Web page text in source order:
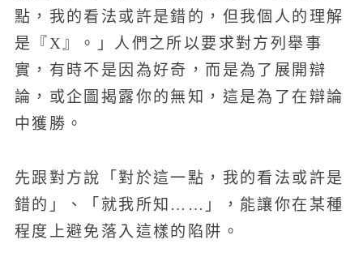
點，我的看法或許是錯的，但我個人的理解
是『X』。」人們之所以要求對方列舉事
實，有時不是因為好奇，而是為了展開辯
論，或企圖揭露你的無知，這是為了在辯論
中獲勝。
先跟對方說「對於這一點，我的看法或許是
錯的」、「就我所知……」，能讓你在某種
程度上避免落入這樣的陷阱。